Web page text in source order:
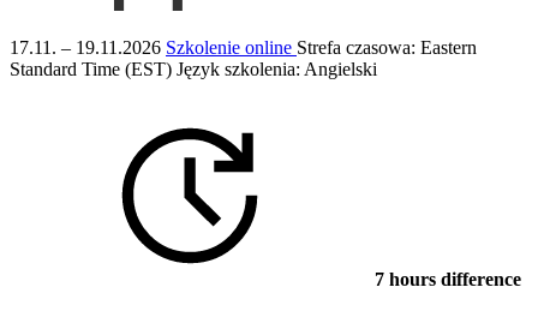
17.11. – 19.11.2026 Szkolenie online Strefa czasowa: Eastern
Standard Time (EST) Język szkolenia: Angielski
7 hours difference